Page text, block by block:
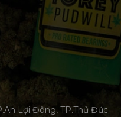
Lợi Đông, TP.Thủ Đức